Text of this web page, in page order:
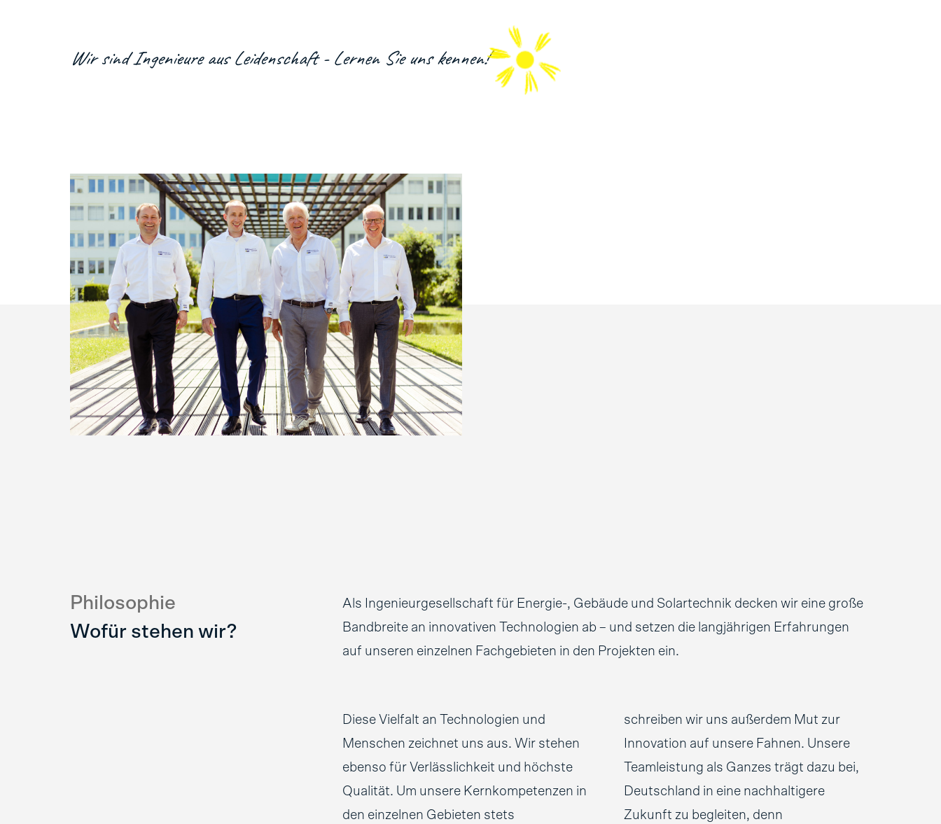
Wir sind Ingenieure aus Leidenschaft - Lernen Sie uns kennen!
Philosophie
Wofür stehen wir?
Als Ingenieurgesellschaft für Energie-, Gebäude und Solartechnik decken wir eine große
Bandbreite an innovativen Technologien ab – und setzen die langjährigen Erfahrungen
auf unseren einzelnen Fachgebieten in den Projekten ein.
Diese Vielfalt an Technologien und
Menschen zeichnet uns aus. Wir stehen
ebenso für Verlässlichkeit und höchste
Qualität. Um unsere Kernkompetenzen in
den einzelnen Gebieten stets
schreiben wir uns außerdem Mut zur
Innovation auf unsere Fahnen. Unsere
Teamleistung als Ganzes trägt dazu bei,
Deutschland in eine nachhaltigere
Zukunft zu begleiten, denn